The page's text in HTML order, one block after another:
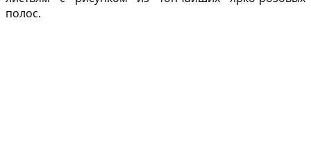
полос.